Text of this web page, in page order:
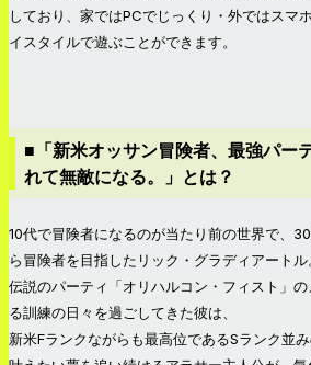
しており、家ではPCでじっくり・外ではスマ
イスタイルで遊ぶことができます。
■「新米オッサン冒険者、最強パー
れて無敵になる。」とは？
10代で冒険者になるのが当たり前の世界で、
ら冒険者を目指したリック・グラディアート
伝説のパーティ「オリハルコン・フィスト」
る訓練の日々を過ごしてきた彼は、
新米Fランクながらも最高位であるSランク並